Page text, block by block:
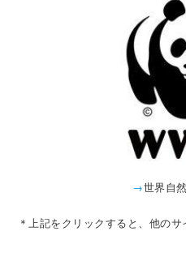
→世界自
＊上記をクリックすると、他の